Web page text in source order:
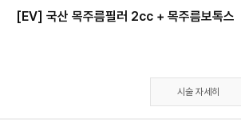
[EV] 국산 목주름필러 2cc + 목주름보톡스
시술 자세히